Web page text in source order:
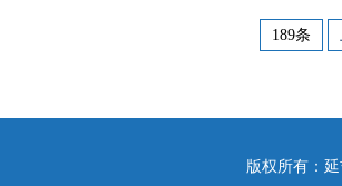
189条
版权所有：